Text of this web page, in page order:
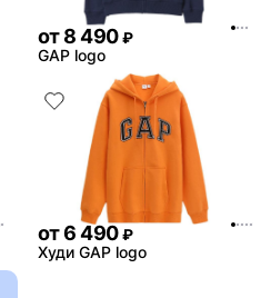
от8 490 ₽
GAP logo
от6 490 ₽
Худи GAP logo